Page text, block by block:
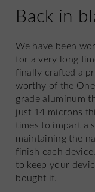
Back in
We have been
for a very long
finally crafted a
worthy of the
grade aluminum
just 14 microns
times to impart a
maintaining the
finish each
to keep your
bought it.